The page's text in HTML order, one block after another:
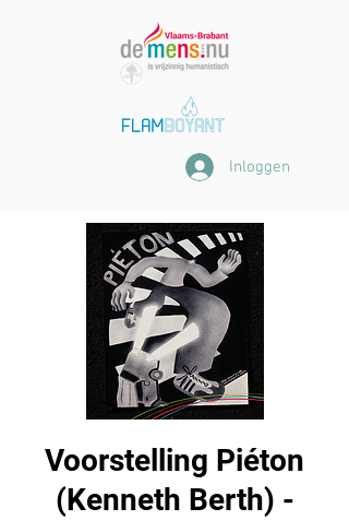
Inloggen
Voorstelling Piéton
(Kenneth Berth) -